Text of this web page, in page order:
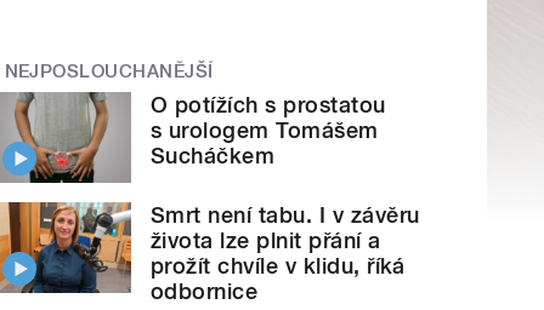
NEJPOSLOUCHANĚJŠÍ
O potížích s prostatou
s urologem Tomášem
Sucháčkem
Smrt není tabu. I v závěru
života lze plnit přání a
prožít chvíle v klidu, říká
odbornice